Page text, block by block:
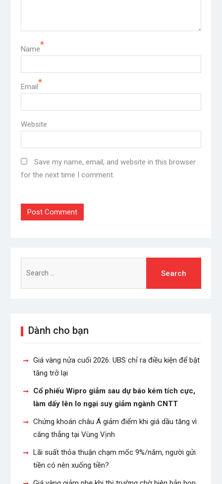
Name*
Email*
Website
Save my name, email, and website in this browser
for the next time I comment.
for:
Dành cho bạn
Giá vàng nửa cuối 2026: UBS chỉ ra điều kiện để bật
tăng trở lại
Cổ phiếu Wipro giảm sau dự báo kém tích cực,
làm dấy lên lo ngại suy giảm ngành CNTT
Chứng khoán châu Á giảm điểm khi giá dầu tăng vì
căng thẳng tại Vùng Vịnh
Lãi suất thỏa thuận chạm mốc 9%/năm, người gửi
tiền có nên xuống tiền?